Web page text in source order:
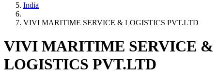
India
VIVI MARITIME SERVICE & LOGISTICS PVT.LTD
VIVI MARITIME SERVICE &
LOGISTICS PVT.LTD